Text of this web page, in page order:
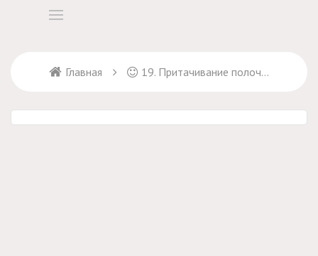
Главная 19. Притачивание полочек к кокетке и закрытие срезов внутри кокетки